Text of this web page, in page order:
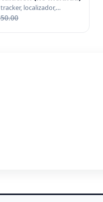
localizador,
combustible, relay, moto,